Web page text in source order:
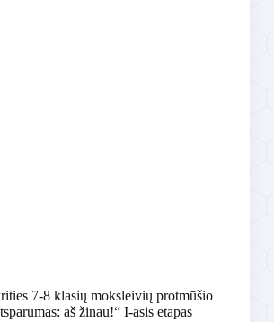
7-8 klasių moksleivių protmūšio
aš žinau!“ I-asis etapas